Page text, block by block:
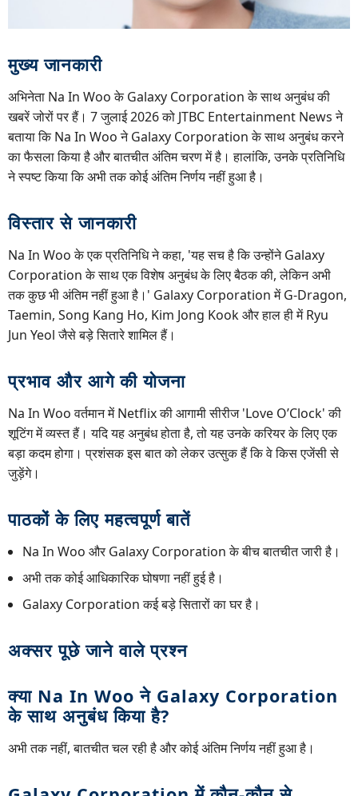
मुख्य जानकारी
अभिनेता Na In Woo के Galaxy Corporation के साथ अनुबंध की
खबरें जोरों पर हैं। 7 जुलाई 2026 को JTBC Entertainment News ने
बताया कि Na In Woo ने Galaxy Corporation के साथ अनुबंध करने
का फैसला किया है और बातचीत अंतिम चरण में है। हालांकि, उनके प्रतिनिधि
ने स्पष्ट किया कि अभी तक कोई अंतिम निर्णय नहीं हुआ है।
विस्तार से जानकारी
Na In Woo के एक प्रतिनिधि ने कहा, 'यह सच है कि उन्होंने Galaxy
Corporation के साथ एक विशेष अनुबंध के लिए बैठक की, लेकिन अभी
तक कुछ भी अंतिम नहीं हुआ है।' Galaxy Corporation में G-Dragon,
Taemin, Song Kang Ho, Kim Jong Kook और हाल ही में Ryu
Jun Yeol जैसे बड़े सितारे शामिल हैं।
प्रभाव और आगे की योजना
Na In Woo वर्तमान में Netflix की आगामी सीरीज 'Love O’Clock' की
शूटिंग में व्यस्त हैं। यदि यह अनुबंध होता है, तो यह उनके करियर के लिए एक
बड़ा कदम होगा। प्रशंसक इस बात को लेकर उत्सुक हैं कि वे किस एजेंसी से
जुड़ेंगे।
पाठकों के लिए महत्वपूर्ण बातें
Na In Woo और Galaxy Corporation के बीच बातचीत जारी है।
अभी तक कोई आधिकारिक घोषणा नहीं हुई है।
Galaxy Corporation कई बड़े सितारों का घर है।
अक्सर पूछे जाने वाले प्रश्न
क्या Na In Woo ने Galaxy Corporation
के साथ अनुबंध किया है?
अभी तक नहीं, बातचीत चल रही है और कोई अंतिम निर्णय नहीं हुआ है।